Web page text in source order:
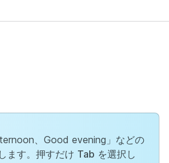
、Good evening」などの
ます。押すだけ Tab を選択し